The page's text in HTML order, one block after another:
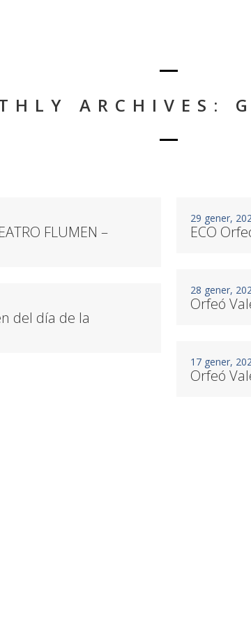
ARCHIVES:
FLUMEN –
29 gener,
ECO
28 gener,
Orfeó
del día de la
17 gener,
Orfeó